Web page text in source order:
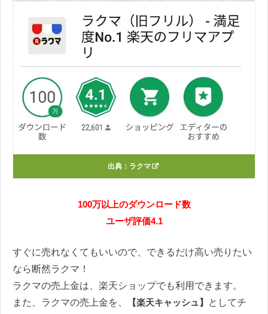
出典： ラクマ
100万以上のダウンロード数
ユーザ評価4.1
すぐに売れなくてもいいので、できるだけ高い売りたい
なら断然ラクマ！
ラクマの売上金は、楽天ショップでも利用できます。
また、ラクマの売上金を、
【楽天キャッシュ】
としてチ